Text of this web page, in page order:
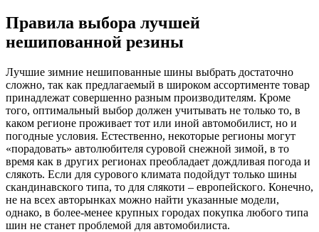
Правила выбора лучшей
нешипованной резины
Лучшие зимние нешипованные шины выбрать достаточно
сложно, так как предлагаемый в широком ассортименте товар
принадлежат совершенно разным производителям. Кроме
того, оптимальный выбор должен учитывать не только то, в
каком регионе проживает тот или иной автомобилист, но и
погодные условия. Естественно, некоторые регионы могут
«порадовать» автолюбителя суровой снежной зимой, в то
время как в других регионах преобладает дождливая погода и
слякоть. Если для сурового климата подойдут только шины
скандинавского типа, то для слякоти – европейского. Конечно,
не на всех авторынках можно найти указанные модели,
однако, в более-менее крупных городах покупка любого типа
шин не станет проблемой для автомобилиста.